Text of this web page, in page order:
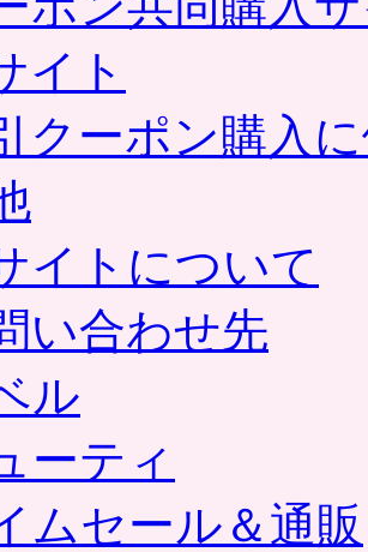
イト
クーポン購入
イトについて
い合わせ先
ル
ーティ
ムセール＆通販